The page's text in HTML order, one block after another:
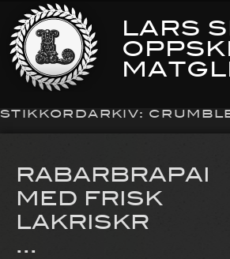
LARS
STIKKORDARKIV:
RABARBRAPAI
MED FRISK
LAKRISKR
...